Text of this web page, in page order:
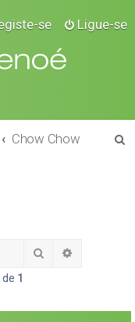
Ligue-se
se
Chow Chow
r
Pesquisar
de 1